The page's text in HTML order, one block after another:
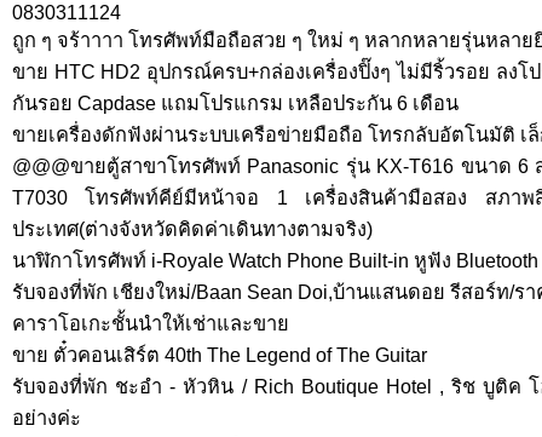
0830311124
ถูก ๆ จร้าาาา โทรศัพท์มือถือสวย ๆ ใหม่ ๆ หลากหลายรุ่นหลาย
ขาย HTC HD2 อุปกรณ์ครบ+กล่องเครื่องปิ๊งๆ ไม่มีริ้วรอย ลง
กันรอย Capdase แถมโปรแกรม เหลือประกัน 6 เดือน
ขายเครื่องดักฟังผ่านระบบเครือข่ายมือถือ โทรกลับอัตโนมัติ เ
@@@ขายตู้สาขาโทรศัพท์ Panasonic รุ่น KX-T616 ขนาด
T7030 โทรศัพท์คีย์มีหน้าจอ 1 เครื่องสินค้ามือสอง สภา
ประเทศ(ต่างจังหวัดคิดค่าเดินทางตามจริง)
นาฬิกาโทรศัพท์ i-Royale Watch Phone Built-in หูฟัง
รับจองที่พัก เชียงใหม่/Baan Sean Doi,บ้านแสนดอย รีสอร์ท/ร
คาราโอเกะชั้นนำให้เช่าและขาย
ขาย ตั๋วคอนเสิร์ต 40th The Legend of The Guitar
รับจองที่พัก ชะอำ - หัวหิน / Rich Boutique Hotel , ริช บูติค
อย่างค่ะ